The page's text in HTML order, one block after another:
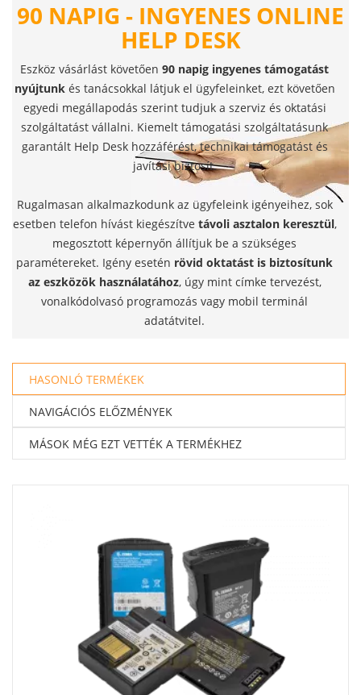
90 NAPIG - INGYENES ONLINE
HELP DESK
Eszköz vásárlást követően 90 napig ingyenes támogatást
nyújtunkés tanácsokkal látjuk el ügyfeleinket, ezt követően
egyedi megállapodás szerint tudjuk a szerviz és oktatási
szolgáltatást vállalni. Kiemelt támogatási szolgáltatásunk
garantált Help Desk hozzáférést, technikai támogatást és
javítási biztosít.
Rugalmasan alkalmazkodunk az ügyfeleink igényeihez, sok
esetben telefon hívást kiegészítve távoli asztalon keresztül,
megosztott képernyőn állítjuk be a szükséges
paramétereket. Igény esetén rövid oktatást is biztosítunk
az eszközök használatához, úgy mint címke tervezést,
vonalkódolvasó programozás vagy mobil terminál
adatátvitel.
HASONLÓ TERMÉKEK
NAVIGÁCIÓS ELŐZMÉNYEK
MÁSOK MÉG EZT VETTÉK A TERMÉKHEZ